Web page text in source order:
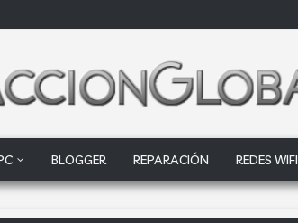
BLOGGER REPARACIÓN REDES WIFI